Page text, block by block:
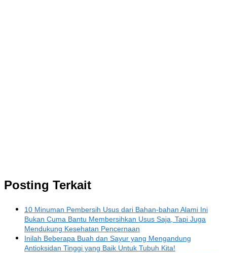
Posting Terkait
10 Minuman Pembersih Usus dari Bahan-bahan Alami Ini
Bukan Cuma Bantu Membersihkan Usus Saja, Tapi Juga
Mendukung Kesehatan Pencernaan
Inilah Beberapa Buah dan Sayur yang Mengandung
Antioksidan Tinggi yang Baik Untuk Tubuh Kita!